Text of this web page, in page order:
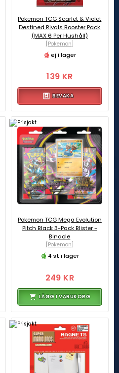
Pokemon TCG Scarlet & Violet
Destined Rivals Booster Pack
(MAX 6 Per Hushåll)
[Pokemon]
ej i lager
139 KR
BEVAKA
Pokemon TCG Mega Evolution
Pitch Black 3-Pack Blister -
Binacle
[Pokemon]
4 st i lager
249 KR
LÄGG I VARUKORG